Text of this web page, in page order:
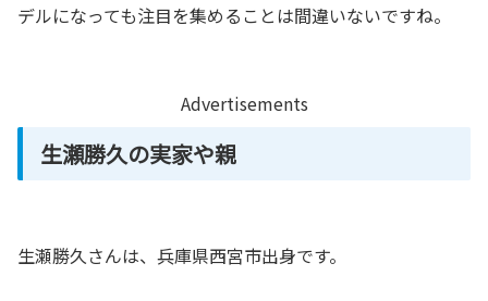
デルになっても注目を集めることは間違いないですね。
Advertisements
生瀬勝久の実家や親
生瀬勝久さんは、兵庫県西宮市出身です。